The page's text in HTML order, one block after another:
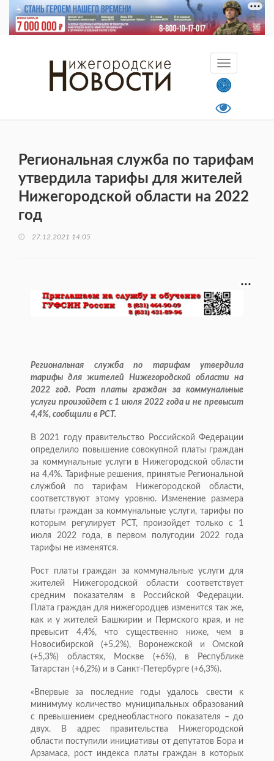
Региональная служба по тарифам
утвердила тарифы для жителей
Нижегородской области на 2022
год
27.12.2021 14:05
Региональная служба по тарифам утвердила
тарифы для жителей Нижегородской области на
2022 год. Рост платы граждан за коммунальные
услуги произойдет с 1 июля 2022 года и не превысит
4,4%, сообщили в РСТ.
В 2021 году правительство Российской Федерации
определило повышение совокупной платы граждан
за коммунальные услуги в Нижегородской области
на 4,4%. Тарифные решения, принятые Региональной
службой по тарифам Нижегородской области,
соответствуют этому уровню. Изменение размера
платы граждан за коммунальные услуги, тарифы по
которым регулирует РСТ, произойдет только с 1
июля 2022 года, в первом полугодии 2022 года
тарифы не изменятся.
Рост платы граждан за коммунальные услуги для
жителей Нижегородской области соответствует
средним показателям в Российской Федерации.
Плата граждан для нижегородцев изменится так же,
как и у жителей Башкирии и Пермского края, и не
превысит 4,4%, что существенно ниже, чем в
Новосибирской (+5,2%), Воронежской и Омской
(+5,3%) областях, Москве (+6%), в Республике
Татарстан (+6,2%) и в Санкт-Петербурге (+6,3%).
«Впервые за последние годы удалось свести к
минимуму количество муниципальных образований
с превышением среднеобластного показателя – до
двух. В адрес правительства Нижегородской
области поступили инициативы от депутатов Бора и
Арзамаса, рост индекса платы граждан в которых